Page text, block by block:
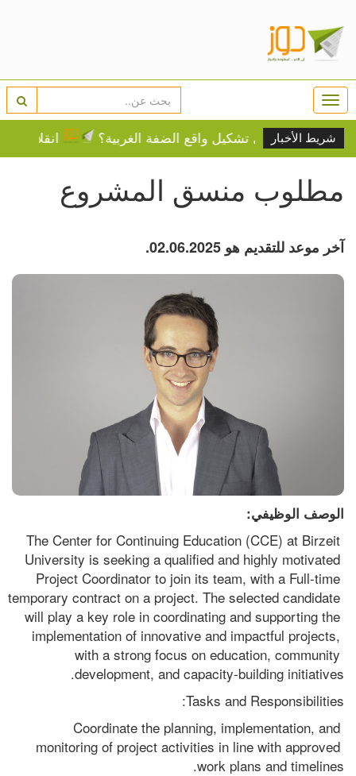
شريط الأخبارتشكيل واقع الضفة الغربية؟ انقلاب داخل
مطلوب منسق المشروع
آخر موعد للتقديم هو 02.06.2025.
الوصف الوظيفي:
The Center for Continuing Education (CCE) at Birzeit
University is seeking a qualified and highly motivated
Project Coordinator to join its team, with a Full-time
temporary contract on a project. The selected candidate
will play a key role in coordinating and supporting the
implementation of innovative and impactful projects,
with a strong focus on education, community
development, and capacity-building initiatives.
Tasks and Responsibilities:
Coordinate the planning, implementation, and
monitoring of project activities in line with approved
work plans and timelines.